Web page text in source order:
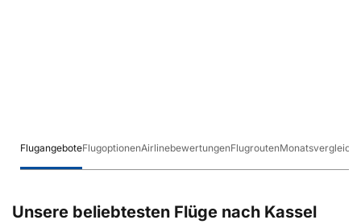
FlugangeboteFlugoptionenAirlinebewertungenFlugroutenMonatsvergleich
Unsere beliebtesten Flüge nach Kassel